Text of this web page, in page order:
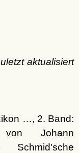
aktualisiert
…, 2. Band:
von Johann